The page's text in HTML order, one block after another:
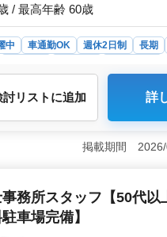
歳以上も活躍している企業
しております◎
/ 最高年齢 60歳
中 車通勤OK 週休2日制 長期
めポイント
容の＞ おまかせする税理士補
を活かせます。顧問先巡回、税
営アドバイスまで、多彩な業務
安定した労働環境＞ 週休2日
険完備。 福利厚生も整っていま
に適した職場です。
討リスト に追加 詳
掲載期間 2026/
務所スタッフ【50代以
車場完備】